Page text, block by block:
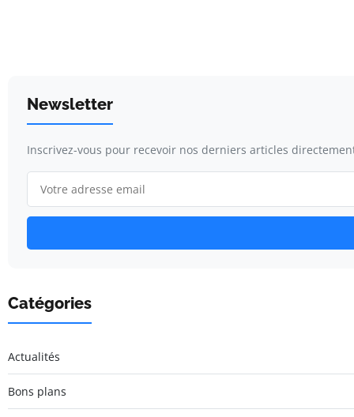
Newsletter
Inscrivez-vous pour recevoir nos derniers articles
Catégories
Actualités
Bons plans